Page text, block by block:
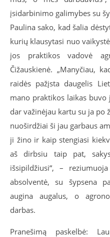
įsidarbinimo galimybes su
Paulina sako, kad šalia
kurių klausytasi nuo
jos praktikos vadovė
Čižauskienė. „Manyčiau,
raidės pažįsta daugelis
mano praktikos laikas buvo
dar važinėjau kartu su ja po
nuoširdžiai ši jau garbaus
ji žino ir kaip stengiasi
aš dirbsiu taip pat,
išsipildžiusi“, –
absolventė, su šypsena
augina augalus, o
darbas.
Pranešimą paskelbė: